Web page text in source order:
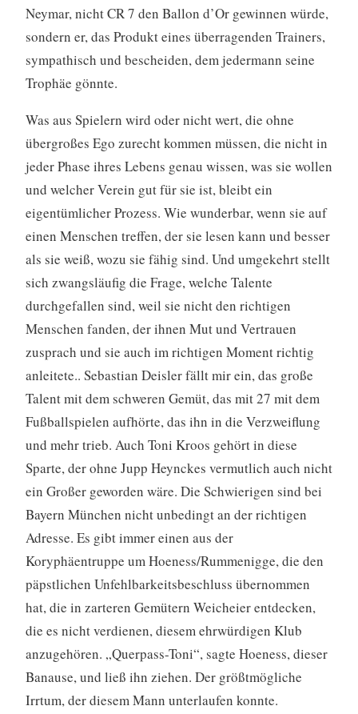
Neymar, nicht CR 7 den Ballon d’Or gewinnen würde,
sondern er, das Produkt eines überragenden Trainers,
sympathisch und bescheiden, dem jedermann seine
Trophäe gönnte.
Was aus Spielern wird oder nicht wert, die ohne
übergroßes Ego zurecht kommen müssen, die nicht in
jeder Phase ihres Lebens genau wissen, was sie wollen
und welcher Verein gut für sie ist, bleibt ein
eigentümlicher Prozess. Wie wunderbar, wenn sie auf
einen Menschen treffen, der sie lesen kann und besser
als sie weiß, wozu sie fähig sind. Und umgekehrt stellt
sich zwangsläufig die Frage, welche Talente
durchgefallen sind, weil sie nicht den richtigen
Menschen fanden, der ihnen Mut und Vertrauen
zusprach und sie auch im richtigen Moment richtig
anleitete.. Sebastian Deisler fällt mir ein, das große
Talent mit dem schweren Gemüt, das mit 27 mit dem
Fußballspielen aufhörte, das ihn in die Verzweiflung
und mehr trieb. Auch Toni Kroos gehört in diese
Sparte, der ohne Jupp Heynckes vermutlich auch nicht
ein Großer geworden wäre. Die Schwierigen sind bei
Bayern München nicht unbedingt an der richtigen
Adresse. Es gibt immer einen aus der
Koryphäentruppe um Hoeness/Rummenigge, die den
päpstlichen Unfehlbarkeitsbeschluss übernommen
hat, die in zarteren Gemütern Weicheier entdecken,
die es nicht verdienen, diesem ehrwürdigen Klub
anzugehören. „Querpass-Toni“, sagte Hoeness, dieser
Banause, und ließ ihn ziehen. Der größtmögliche
Irrtum, der diesem Mann unterlaufen konnte.